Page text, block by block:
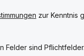
zur Kenntnis
Felder sind Pflichtfelder.